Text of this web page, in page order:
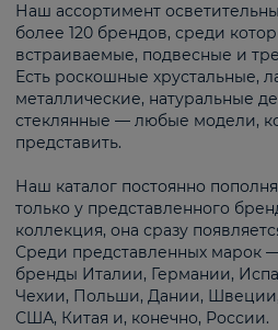
Наш ассортимент
более 120 брендов, среди
встраиваемые, подвесные и
Есть роскошные хрустальные,
металлические, натуральные
стеклянные — любые модели,
представить.
Наш каталог постоянно
только у представленного
коллекция, она сразу
Среди представленных марок
бренды Италии, Германии,
Чехии, Польши, Дании,
США, Китая и, конечно, России.